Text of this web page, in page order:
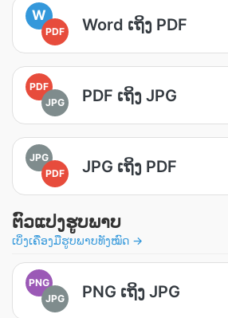
W
PDF Word ເຖິງ PDF
PDF
JPG
PDF ເຖິງ JPG
JPG
PDF
JPG ເຖິງ PDF
ຕົວແປງຮູບພາບ
ເບິ່ງເຄື່ອງມືຮູບພາບທັງໝົດ →
PNG
JPG
PNG ເຖິງ JPG